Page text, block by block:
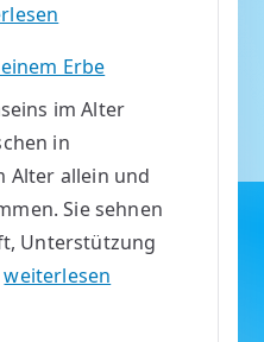
Erbe
im Alter
in
Alter allein und
Sie sehnen
Unterstützung
W
weiterlesen